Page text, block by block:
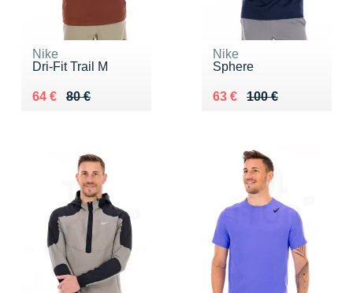
Nike
Dri-Fit Trail M
80 €
Au lieu de 80 €
64 €
Vendu 64 €
Nike
Sphere
100 €
Au lieu de 100 €
63 €
Vendu 63 €